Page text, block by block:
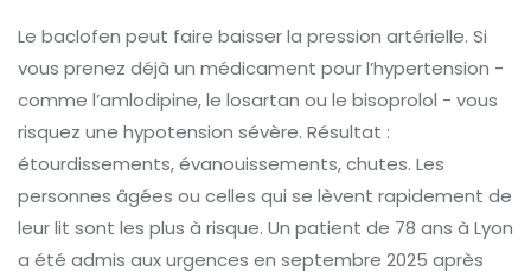
Le baclofen peut faire baisser la pression artérielle. Si
vous prenez déjà un médicament pour l’hypertension -
comme l’amlodipine, le losartan ou le bisoprolol - vous
risquez une hypotension sévère. Résultat :
étourdissements, évanouissements, chutes. Les
personnes âgées ou celles qui se lèvent rapidement de
leur lit sont les plus à risque. Un patient de 78 ans à Lyon
a été admis aux urgences en septembre 2025 après